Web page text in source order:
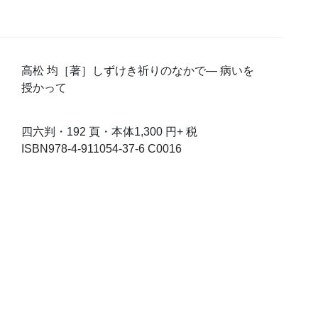
高松 均［著］しずけき祈りのなかで― 病いを
授かって
四六判・192 頁・本体1,300 円+ 税
ISBN978-4-911054-37-6 C0016